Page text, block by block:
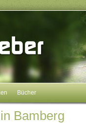
Bücher
Bamberg